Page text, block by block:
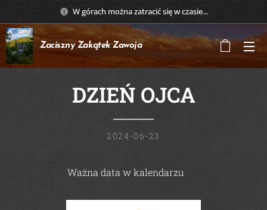
W górach można zatracić się w czasie...
Zaciszny Zakątek Zawoja
DZIEŃ OJCA
2024-06-23
Ważna data w kalendarzu